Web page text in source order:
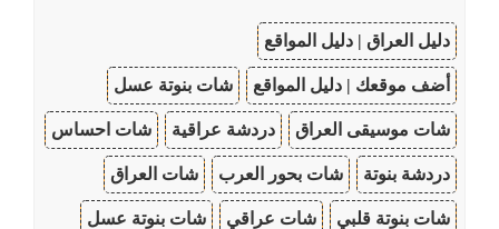
دليل العراق | دليل المواقع
أضف موقعك | دليل المواقع شات بنوتة عسل
شات موسيقى العراق دردشة عراقية شات احساس
دردشة بنوتة شات بحور العرب شات العراق
شات بنوتة قلبي شات عراقي شات بنوتة عسل